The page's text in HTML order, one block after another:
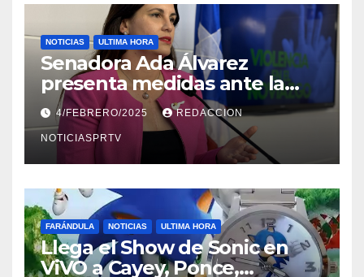
NOTICIAS ULTIMA HORA
Senadora Ada Álvarez
presenta medidas ante la
violencia en el noviazgo
4/FEBRERO/2025 REDACCION
NOTICIASPRTV
FARÁNDULA NOTICIAS ULTIMA HORA
Llega el Show de Sonic en
ViVO a Cayey, Ponce,